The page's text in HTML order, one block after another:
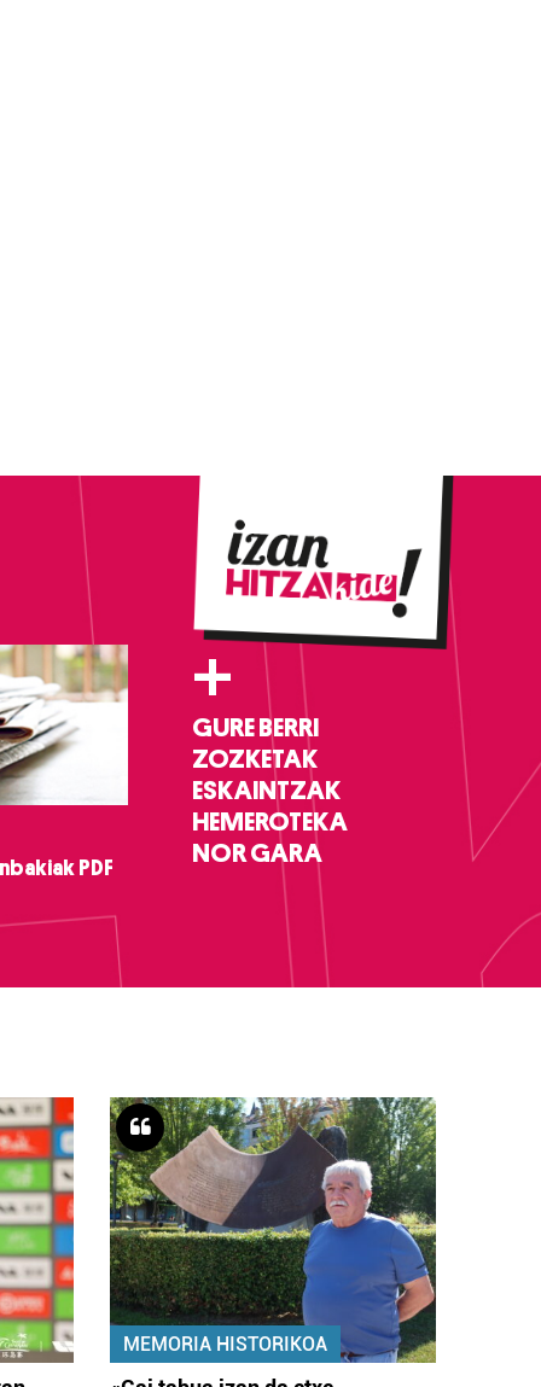
PDF
+
GURE BERRI
ZOZKETAK
ESKAINTZAK
HEMEROTEKA
NOR GARA
MEMORIA HISTORIKOA